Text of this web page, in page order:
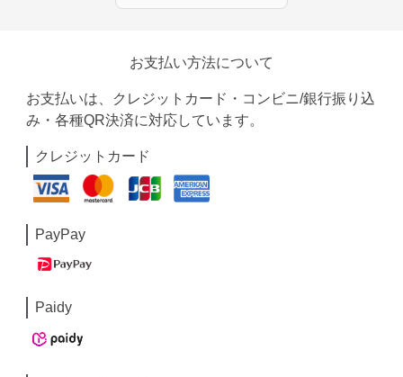
お支払い方法について
お支払いは、クレジットカード・コンビニ/銀行振り込
み・各種QR決済に対応しています。
クレジットカード
PayPay
Paidy